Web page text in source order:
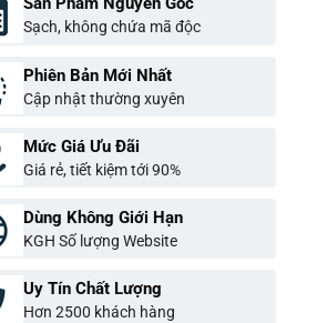
Sạch, không chứa mã độc
Phiên Bản Mới Nhất
Cập nhật thường xuyên
Mức Giá Ưu Đãi
Giá rẻ, tiết kiệm tới 90%
Dùng Không Giới Hạn
KGH Số lượng Website
Uy Tín Chất Lượng
Hơn 2500 khách hàng